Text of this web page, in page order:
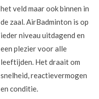
het veld maar ook binnen in
de zaal. AirBadminton is op
ieder niveau uitdagend en
een plezier voor alle
leeftijden. Het draait om
snelheid, reactievermogen
en conditie.